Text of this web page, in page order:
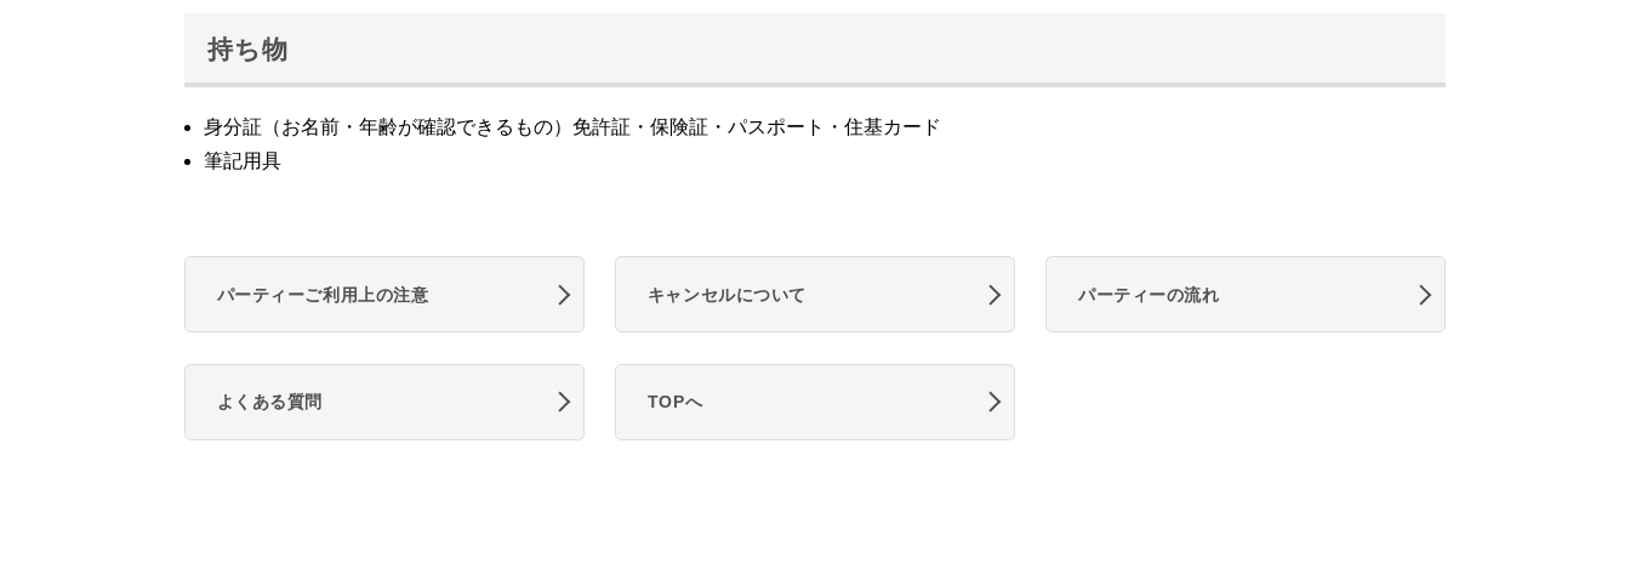
持ち物
身分証（お名前・年齢が確認できるもの）免許証・保険証・パスポート・住基カード
筆記用具
パーティーご利用上の注意 キャンセルについて パーティーの流れ
よくある質問 TOPへ